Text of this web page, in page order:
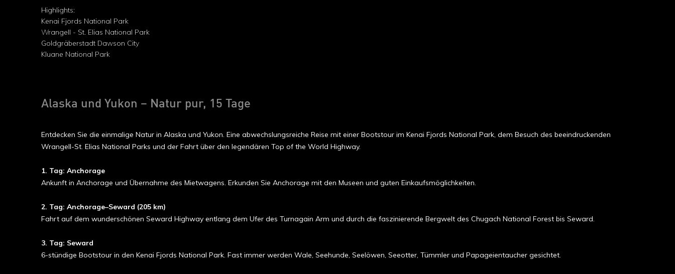
Highlights:
Kenai Fjords National Park
Wrangell - St. Elias National Park
Goldgräberstadt Dawson City
Kluane National Park
Alaska und Yukon – Natur pur, 15 Tage
Entdecken Sie die einmalige Natur in Alaska und Yukon. Eine abwechslungsreiche Reise mit einer Bootstour im Kenai Fjords National Park, dem Besuch des beeindruckenden
Wrangell-St. Elias National Parks und der Fahrt über den legendären Top of the World Highway.
1. Tag: Anchorage
Ankunft in Anchorage und Übernahme des Mietwagens. Erkunden Sie Anchorage mit den Museen und guten Einkaufsmöglichkeiten.
2. Tag: Anchorage–Seward (205 km)
Fahrt auf dem wunderschönen Seward Highway entlang dem Ufer des Turnagain Arm und durch die faszinierende Bergwelt des Chugach National Forest bis Seward.
3. Tag: Seward
6-stündige Bootstour in den Kenai Fjords National Park. Fast immer werden Wale, Seehunde, Seelöwen, Seeotter, Tümmler und Papageientaucher gesichtet.